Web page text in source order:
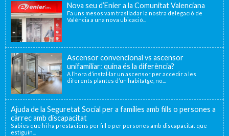
Nova seu d’Enier a la Comunitat Valenciana
Fa uns mesos vam traslladar la nostra delegació de
València a una nova ubicació...
Ascensor convencional vs ascensor
unifamiliar: quina és la diferència?
A l’hora d’instal·lar un ascensor per accedir a les
diferents plantes d’un habitatge, no...
Ajuda de la Seguretat Social per a famílies amb fills o persones a
càrrec amb discapacitat
Sabies que hi ha prestacions per fill o per persones amb discapacitat que
estiguin...